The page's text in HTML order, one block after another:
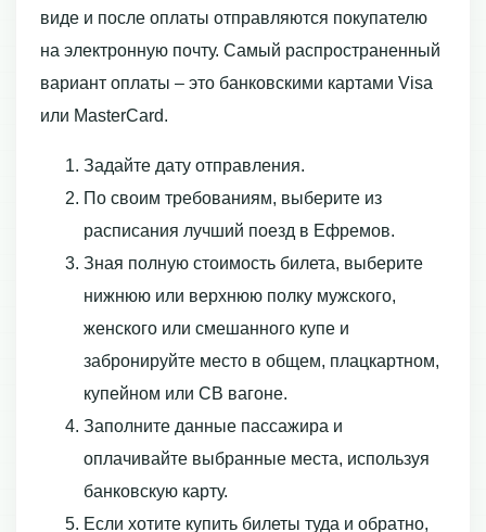
виде и после оплаты отправляются покупателю
на электронную почту. Самый распространенный
вариант оплаты – это банковскими картами Visa
или MasterCard.
Задайте дату отправления.
По своим требованиям, выберите из
расписания лучший поезд в Ефремов.
Зная полную стоимость билета, выберите
нижнюю или верхнюю полку мужского,
женского или смешанного купе и
забронируйте место в общем, плацкартном,
купейном или СВ вагоне.
Заполните данные пассажира и
оплачивайте выбранные места, используя
банковскую карту.
Если хотите купить билеты туда и обратно,